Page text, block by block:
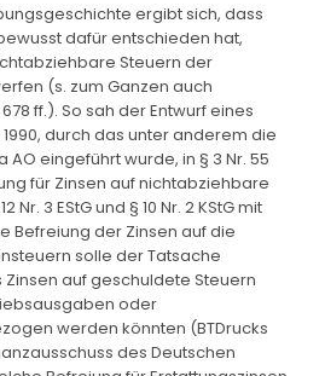
ergibt sich, dass
dafür entschieden hat,
Steuern der
(s. zum Ganzen auch
678 ff.). So sah der Entwurf eines
durch das unter anderem die
AO eingeführt wurde, in § 3 Nr. 55
für Zinsen auf nichtabziehbare
Nr. 3 EStG und § 10 Nr. 2 KStG mit
Befreiung der Zinsen auf die
solle der Tatsache
auf geschuldete Steuern
oder
werden könnten (BTDrucks
des Deutschen